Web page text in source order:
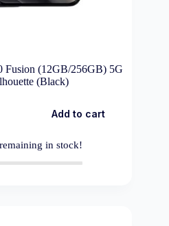
Fusion (12GB/256GB) 5G
(Black)
Add to cart
in stock!